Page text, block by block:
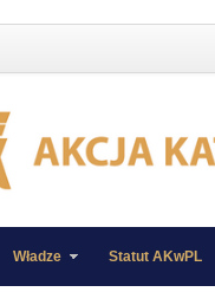
Władze Statut AKwPL